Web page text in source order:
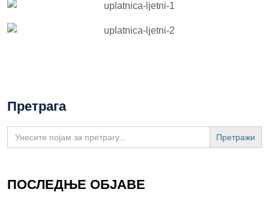
Претрага
Search
for:
ПОСЛЕДЊЕ ОБЈАВЕ